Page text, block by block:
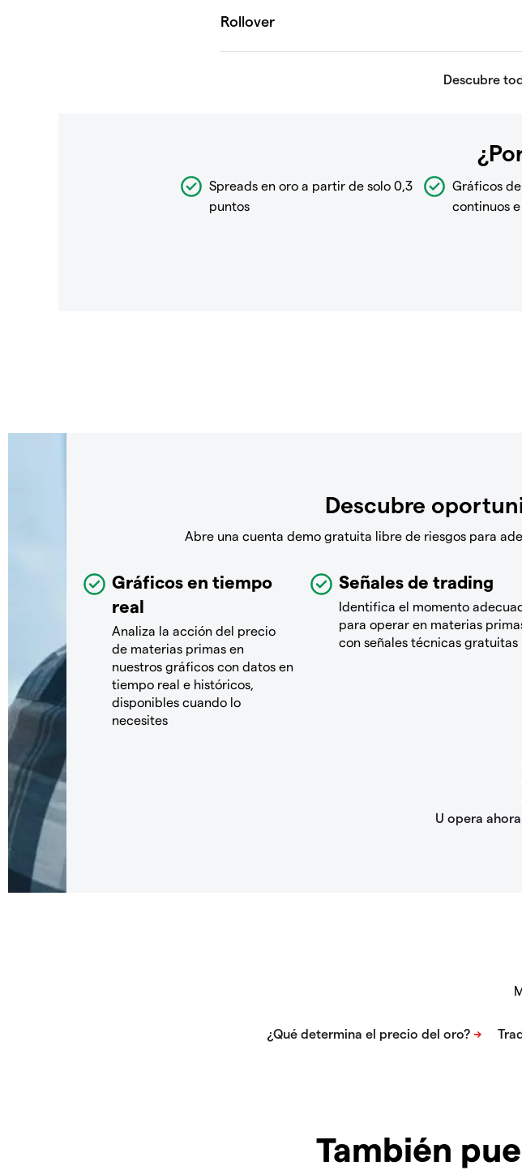
Spreads en oro a partir de solo 0,3
puntos
Gráficos
continuos
Descubre
Abre una cuenta demo gratuita libre de riesgos para
Gráficos en tiempo
real
Analiza la acción del precio
de materias primas en
nuestros gráficos con datos en
tiempo real e históricos,
disponibles cuando lo
necesites
Señales de trading
Identifica el momento
para operar en materias
con señales técnicas gratuitas
También